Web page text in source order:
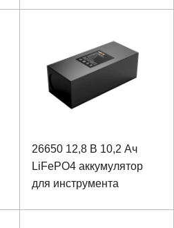
26650 12,8 В 10,2 Ач
LiFePO4 аккумулятор
для инструмента